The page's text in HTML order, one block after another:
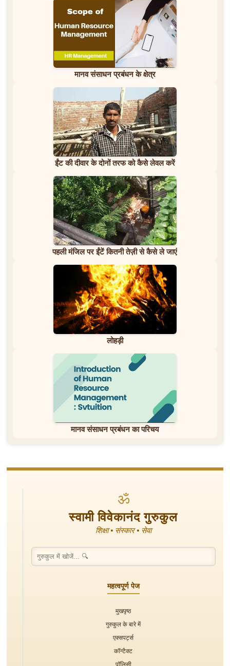
मानव संसाधन प्रबंधन के क्षेत्र
ईंट की दीवार के दोनों तरफ को कैसे लेवल करें
पहली मंजिल पर ईंटें कितनी तेज़ी से कैसे ले जाएं
लोहड़ी
मानव संसाधन प्रबंधन का परिचय
ॐ
स्वामी विवेकानंद गुरुकुल
शिक्षा • संस्कार • सेवा
महत्वपूर्ण पेज
मुखपृष्ठ
गुरुकुल के बारे में
एक्सपर्ट्स
कॉन्टैक्ट
पॉलिसी